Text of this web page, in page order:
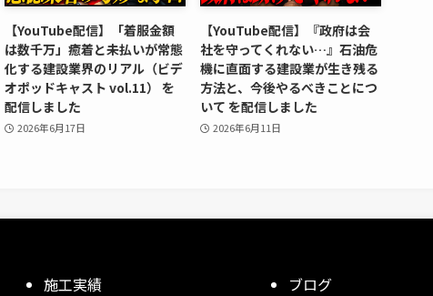
【YouTube配信】「着服金額
は数千万」癒着と未払いが常態
化する建設業界のリアル（ビデ
オポッドキャスト vol.11） を
配信しました
2026年6月17日
【YouTube配信】『政府は会
社を守ってくれない…』石油危
機に直面する建設業が生き残る
方法と、今後やるべきことにつ
いて を配信しました
2026年6月11日
施工実績
ブログ